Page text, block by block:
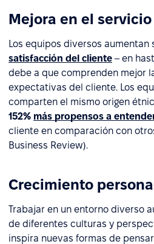
Mejora en el
Los equipos diversos
satisfacción del cliente – en
debe a que comprenden mejor
expectativas del cliente. Los
comparten el mismo origen
152% más propensos a
cliente en comparación con
Business Review).
Crecimiento
Trabajar en un entorno diverso
de diferentes culturas y
inspira nuevas formas de